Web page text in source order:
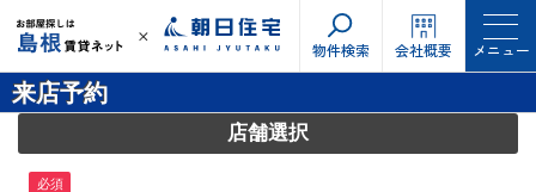
物件検索 会社概要 メニュー
来店予約
店舗選択
必須